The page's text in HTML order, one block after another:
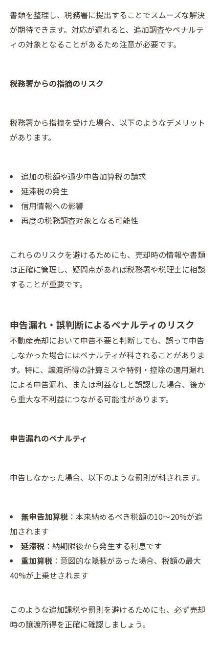
書類を整理し、税務署に提出することでスムーズな解決
が期待できます。対応が遅れると、追加調査やペナルテ
ィの対象となることがあるため注意が必要です。
税務署からの指摘のリスク
税務署から指摘を受けた場合、以下のようなデメリット
があります。
追加の税額や過少申告加算税の請求
延滞税の発生
信用情報への影響
再度の税務調査対象となる可能性
これらのリスクを避けるためにも、売却時の情報や書類
は正確に管理し、疑問点があれば税務署や税理士に相談
することが重要です。
申告漏れ・誤判断によるペナルティのリスク
不動産売却において申告不要と判断しても、誤って申告
しなかった場合にはペナルティが科されることがありま
す。特に、譲渡所得の計算ミスや特例・控除の適用漏れ
による申告漏れ、または利益なしと誤認した場合、後か
ら重大な不利益につながる可能性があります。
申告漏れのペナルティ
申告しなかった場合、以下のような罰則が科されます。
無申告加算税：本来納めるべき税額の10～20%が追
加されます
延滞税：納期限後から発生する利息です
重加算税：意図的な隠蔽があった場合、税額の最大
40%が上乗せされます
このような追加課税や罰則を避けるためにも、必ず売却
時の譲渡所得を正確に確認しましょう。